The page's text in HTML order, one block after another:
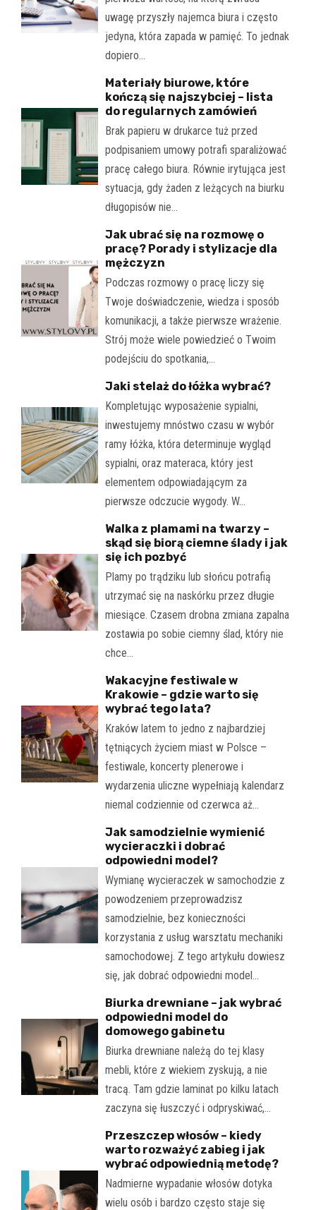
uwagę przyszły najemca biura i często
jedyna, która zapada w pamięć. To jednak
dopiero…
Materiały biurowe, które
kończą się najszybciej – lista
do regularnych zamówień
Brak papieru w drukarce tuż przed
podpisaniem umowy potrafi sparaliżować
pracę całego biura. Równie irytująca jest
sytuacja, gdy żaden z leżących na biurku
długopisów nie…
Jak ubrać się na rozmowę o
pracę? Porady i stylizacje dla
mężczyzn
Podczas rozmowy o pracę liczy się
Twoje doświadczenie, wiedza i sposób
komunikacji, a także pierwsze wrażenie.
Strój może wiele powiedzieć o Twoim
podejściu do spotkania,…
Jaki stelaż do łóżka wybrać?
Kompletując wyposażenie sypialni,
inwestujemy mnóstwo czasu w wybór
ramy łóżka, która determinuje wygląd
sypialni, oraz materaca, który jest
elementem odpowiadającym za
pierwsze odczucie wygody. W…
Walka z plamami na twarzy –
skąd się biorą ciemne ślady i jak
się ich pozbyć
Plamy po trądziku lub słońcu potrafią
utrzymać się na naskórku przez długie
miesiące. Czasem drobna zmiana zapalna
zostawia po sobie ciemny ślad, który nie
chce…
Wakacyjne festiwale w
Krakowie – gdzie warto się
wybrać tego lata?
Kraków latem to jedno z najbardziej
tętniących życiem miast w Polsce –
festiwale, koncerty plenerowe i
wydarzenia uliczne wypełniają kalendarz
niemal codziennie od czerwca aż…
Jak samodzielnie wymienić
wycieraczki i dobrać
odpowiedni model?
Wymianę wycieraczek w samochodzie z
powodzeniem przeprowadzisz
samodzielnie, bez konieczności
korzystania z usług warsztatu mechaniki
samochodowej. Z tego artykułu dowiesz
się, jak dobrać odpowiedni model…
Biurka drewniane – jak wybrać
odpowiedni model do
domowego gabinetu
Biurka drewniane należą do tej klasy
mebli, które z wiekiem zyskują, a nie
tracą. Tam gdzie laminat po kilku latach
zaczyna się łuszczyć i odpryskiwać,…
Przeszczep włosów – kiedy
warto rozważyć zabieg i jak
wybrać odpowiednią metodę?
Nadmierne wypadanie włosów dotyka
wielu osób i bardzo często staje się